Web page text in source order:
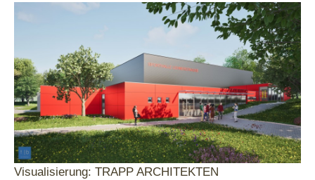
Visualisierung: TRAPP ARCHITEKTEN